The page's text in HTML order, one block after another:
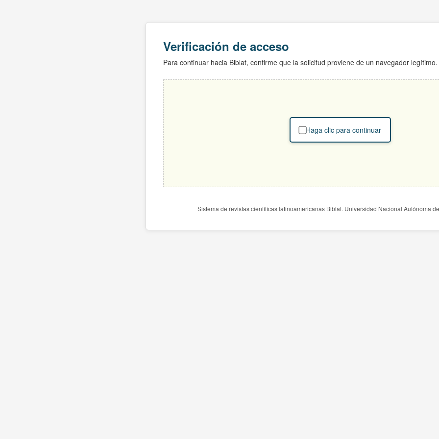
Verificación de acceso
Para continuar hacia Biblat, confirme que la solicitud proviene de un navegador legítimo.
Haga clic para continuar
Sistema de revistas científicas latinoamericanas Biblat. Universidad Nacional Autónoma